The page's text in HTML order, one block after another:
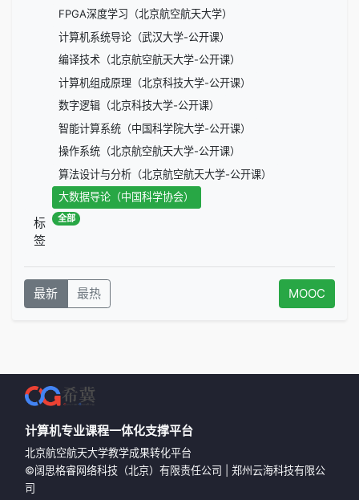
FPGA深度学习（北京航空航天大学）
计算机系统导论（武汉大学-公开课）
编译技术（北京航空航天大学-公开课）
计算机组成原理（北京科技大学-公开课）
数字逻辑（北京科技大学-公开课）
智能计算系统（中国科学院大学-公开课）
操作系统（北京航空航天大学-公开课）
算法设计与分析（北京航空航天大学-公开课）
大数据导论（中国科学协会）
标
签
全部
最新 最热 MOOC
计算机专业课程一体化支撑平台
北京航空航天大学教学成果转化平台
©阔思格睿网络科技（北京）有限责任公司
郑州云海科技有限公
司